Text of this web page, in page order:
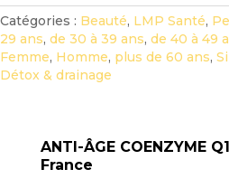
Catégories : Beauté, LMP Santé,
29 ans, de 30 à 39 ans, de 40 à 49
Femme, Homme, plus de 60 ans,
Détox & drainage
ANTI-ÂGE COENZYME
France